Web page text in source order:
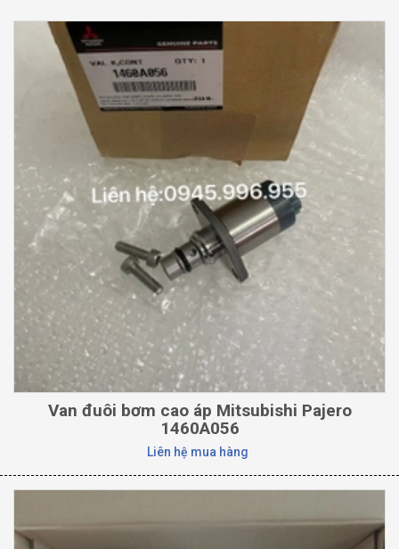
Van đuôi bơm cao áp Mitsubishi Pajero
1460A056
Liên hệ mua hàng